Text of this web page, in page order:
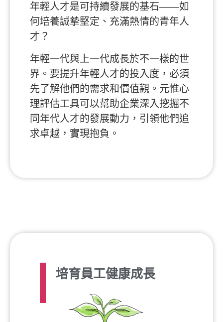
年輕人才是可持續發展的基石——如
何培養誠摯堅定、充滿熱情的青年人
才？
年輕一代與上一代成長於不一樣的世
界。要提升年輕人才的投入度，必須
先了解他們的需求和價值觀。元惟心
理評估工具可以幫助企業深入挖掘不
同年代人才的發展動力，引領他們追
求卓越，實現抱負。
培育員工健康成長